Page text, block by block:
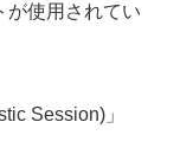
が使用されてい
Session)」